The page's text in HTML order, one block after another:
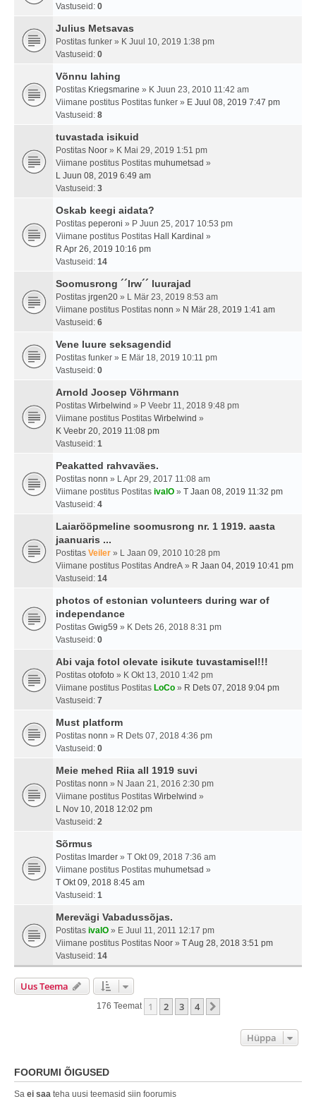
Vastuseid: 0
Julius Metsavas
Postitas funker » K Juul 10, 2019 1:38 pm
Vastuseid: 0
Võnnu lahing
Postitas Kriegsmarine » K Juun 23, 2010 11:42 am
Viimane postitus Postitas funker » E Juul 08, 2019 7:47 pm
Vastuseid: 8
tuvastada isikuid
Postitas Noor » K Mai 29, 2019 1:51 pm
Viimane postitus Postitas muhumetsad »
L Juun 08, 2019 6:49 am
Vastuseid: 3
Oskab keegi aidata?
Postitas peperoni » P Juun 25, 2017 10:53 pm
Viimane postitus Postitas Hall Kardinal »
R Apr 26, 2019 10:16 pm
Vastuseid: 14
Soomusrong ´´Irw´´ luurajad
Postitas jrgen20 » L Mär 23, 2019 8:53 am
Viimane postitus Postitas nonn » N Mär 28, 2019 1:41 am
Vastuseid: 6
Vene luure seksagendid
Postitas funker » E Mär 18, 2019 10:11 pm
Vastuseid: 0
Arnold Joosep Vöhrmann
Postitas Wirbelwind » P Veebr 11, 2018 9:48 pm
Viimane postitus Postitas Wirbelwind »
K Veebr 20, 2019 11:08 pm
Vastuseid: 1
Peakatted rahvaväes.
Postitas nonn » L Apr 29, 2017 11:08 am
Viimane postitus Postitas ivalO » T Jaan 08, 2019 11:32 pm
Vastuseid: 4
Laiarööpmeline soomusrong nr. 1 1919. aasta
jaanuaris ...
Postitas Veiler » L Jaan 09, 2010 10:28 pm
Viimane postitus Postitas AndreA » R Jaan 04, 2019 10:41 pm
Vastuseid: 14
photos of estonian volunteers during war of
independance
Postitas Gwig59 » K Dets 26, 2018 8:31 pm
Vastuseid: 0
Abi vaja fotol olevate isikute tuvastamisel!!!
Postitas otofoto » K Okt 13, 2010 1:42 pm
Viimane postitus Postitas LoCo » R Dets 07, 2018 9:04 pm
Vastuseid: 7
Must platform
Postitas nonn » R Dets 07, 2018 4:36 pm
Vastuseid: 0
Meie mehed Riia all 1919 suvi
Postitas nonn » N Jaan 21, 2016 2:30 pm
Viimane postitus Postitas Wirbelwind »
L Nov 10, 2018 12:02 pm
Vastuseid: 2
Sõrmus
Postitas lmarder » T Okt 09, 2018 7:36 am
Viimane postitus Postitas muhumetsad »
T Okt 09, 2018 8:45 am
Vastuseid: 1
Merevägi Vabadussõjas.
Postitas ivalO » E Juul 11, 2011 12:17 pm
Viimane postitus Postitas Noor » T Aug 28, 2018 3:51 pm
Vastuseid: 14
Uus Teema
176 Teemat 1 2 3 4
Hüppa
FOORUMI ÕIGUSED
Sa ei saa teha uusi teemasid siin foorumis